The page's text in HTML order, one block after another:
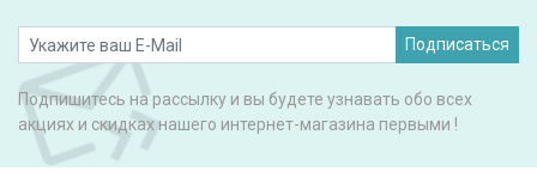
Подписаться
Подпишитесь на рассылку и вы будете узнавать обо всех
акциях и скидках нашего интернет-магазина первыми !